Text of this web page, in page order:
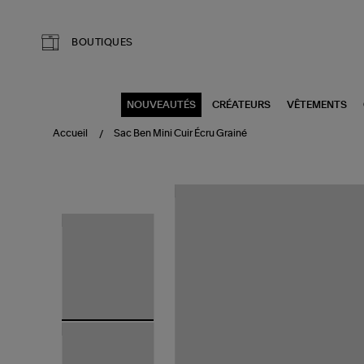
BOUTIQUES
NOUVEAUTÉS CRÉATEURS VÊTEMENTS
Accueil Sac Ben Mini Cuir Écru Grainé